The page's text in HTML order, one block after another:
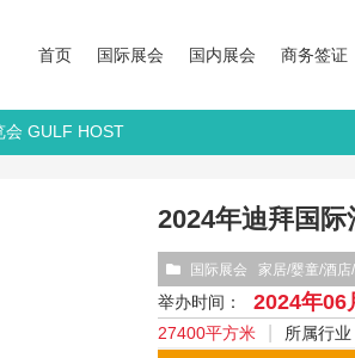
首页 国际展会 国内展会 商务签证
会 GULF HOST
2024年迪拜国
国际展会 家居/婴童/酒店
举办时间： 2024年06
27400平方米
所属行业